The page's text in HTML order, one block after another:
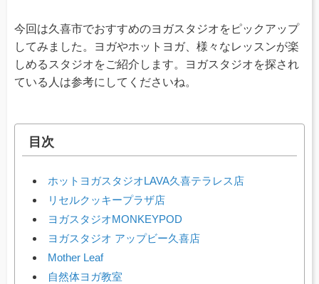
今回は久喜市でおすすめのヨガスタジオをピックアップ
してみました。ヨガやホットヨガ、様々なレッスンが楽
しめるスタジオをご紹介します。ヨガスタジオを探され
ている人は参考にしてくださいね。
目次
ホットヨガスタジオLAVA久喜テラレス店
リセルクッキープラザ店
ヨガスタジオMONKEYPOD
ヨガスタジオ アップビー久喜店
Mother Leaf
自然体ヨガ教室